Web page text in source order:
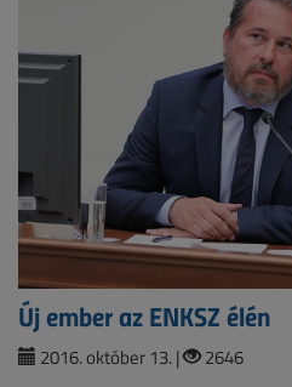
Új ember az ENKSZ élén
2016. október 13. |
2646